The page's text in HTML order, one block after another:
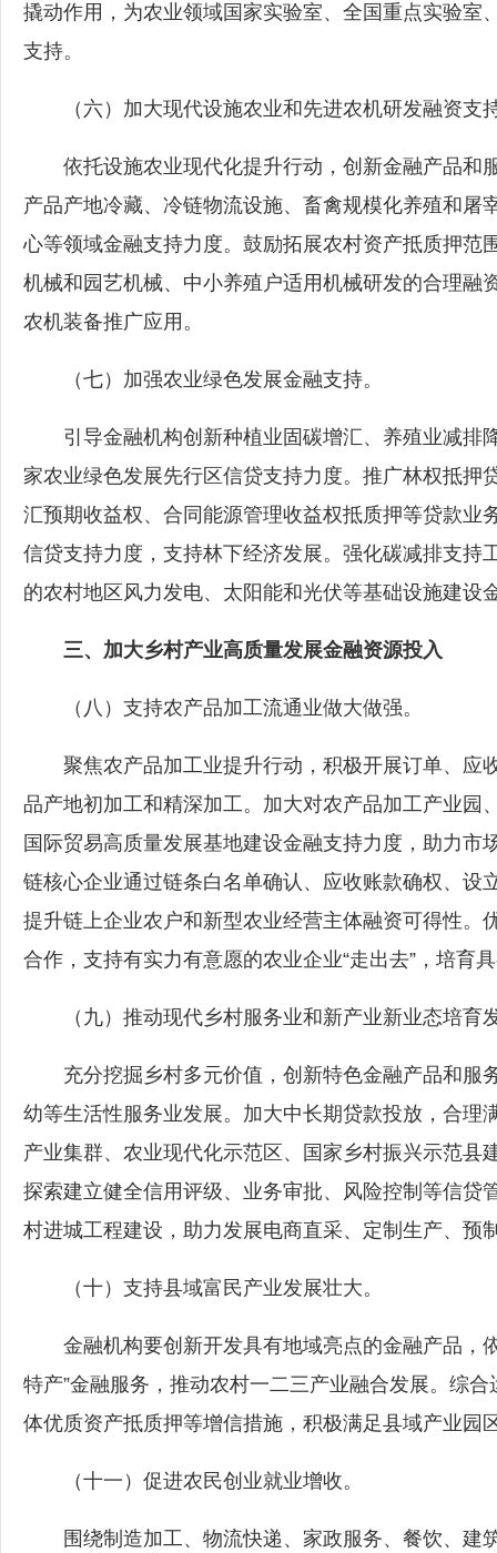
撬动作用，为农业领域国家实验室、全国重点实验室
支持。
（六）加大现代设施农业和先进农机研发融资支
依托设施农业现代化提升行动，创新金融产品和
产品产地冷藏、冷链物流设施、畜禽规模化养殖和屠
心等领域金融支持力度。鼓励拓展农村资产抵质押范
机械和园艺机械、中小养殖户适用机械研发的合理融
农机装备推广应用。
（七）加强农业绿色发展金融支持。
引导金融机构创新种植业固碳增汇、养殖业减排
家农业绿色发展先行区信贷支持力度。推广林权抵押
汇预期收益权、合同能源管理收益权抵质押等贷款业
信贷支持力度，支持林下经济发展。强化碳减排支持
的农村地区风力发电、太阳能和光伏等基础设施建设
三、加大乡村产业高质量发展金融资源投入
（八）支持农产品加工流通业做大做强。
聚焦农产品加工业提升行动，积极开展订单、应
品产地初加工和精深加工。加大对农产品加工产业园
国际贸易高质量发展基地建设金融支持力度，助力
链核心企业通过链条白名单确认、应收账款确权、设
提升链上企业农户和新型农业经营主体融资可得性。
合作，支持有实力有意愿的农业企业“走出去”，培育
（九）推动现代乡村服务业和新产业新业态培育
充分挖掘乡村多元价值，创新特色金融产品和服
幼等生活性服务业发展。加大中长期贷款投放，合理
产业集群、农业现代化示范区、国家乡村振兴示范县
探索建立健全信用评级、业务审批、风险控制等信贷
村进城工程建设，助力发展电商直采、定制生产、预
（十）支持县域富民产业发展壮大。
金融机构要创新开发具有地域亮点的金融产品，依
特产”金融服务，推动农村一二三产业融合发展。综
体优质资产抵质押等增信措施，积极满足县域产业园
（十一）促进农民创业就业增收。
围绕制造加工、物流快递、家政服务、餐饮、建